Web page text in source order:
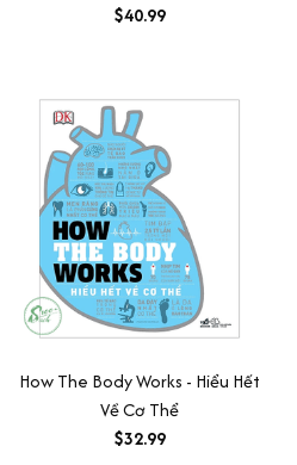
$40.99
How The Body Works - Hiểu Hết
Về Cơ Thể
$32.99